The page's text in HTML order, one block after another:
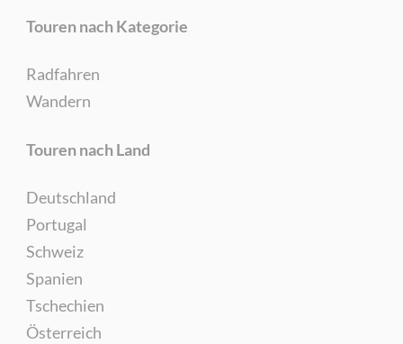
Touren nach Kategorie
Radfahren
Wandern
Touren nach Land
Deutschland
Portugal
Schweiz
Spanien
Tschechien
Österreich